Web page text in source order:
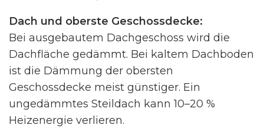
Dach und oberste Geschossdecke:
Bei ausgebautem Dachgeschoss wird die
Dachfläche gedämmt. Bei kaltem Dachboden
ist die Dämmung der obersten
Geschossdecke meist günstiger. Ein
ungedämmtes Steildach kann 10–20 %
Heizenergie verlieren.